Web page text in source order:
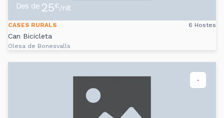
Des de 25€/nit
CASES RURALS 6 Hostes
Can Bicicleta
Olesa de Bonesvalls
-